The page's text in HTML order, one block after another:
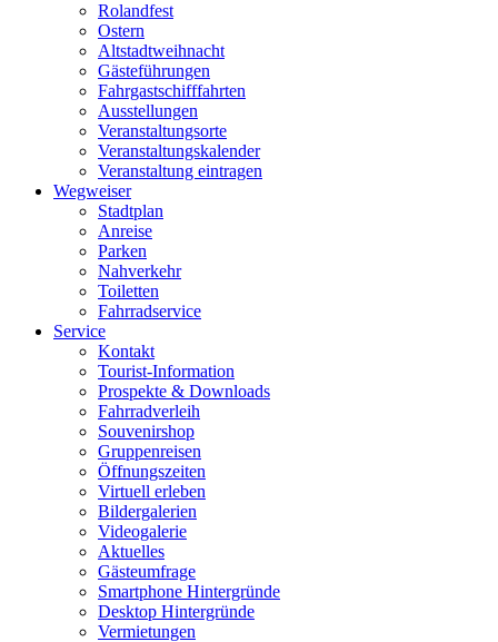
Rolandfest
Ostern
Altstadtweihnacht
Gästeführungen
Fahrgastschifffahrten
Ausstellungen
Veranstaltungsorte
Veranstaltungskalender
Veranstaltung eintragen
Wegweiser
Stadtplan
Anreise
Parken
Nahverkehr
Toiletten
Fahrradservice
Service
Kontakt
Tourist-Information
Prospekte & Downloads
Fahrradverleih
Souvenirshop
Gruppenreisen
Öffnungszeiten
Virtuell erleben
Bildergalerien
Videogalerie
Aktuelles
Gästeumfrage
Smartphone Hintergründe
Desktop Hintergründe
Vermietungen